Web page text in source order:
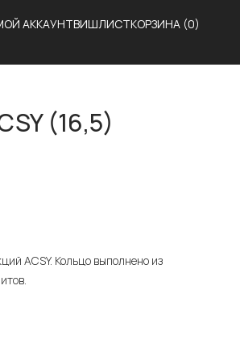
АККАУНТВИШЛИСТКОРЗИНА (0)
(16,5)
ACSY. Кольцо выполнено из